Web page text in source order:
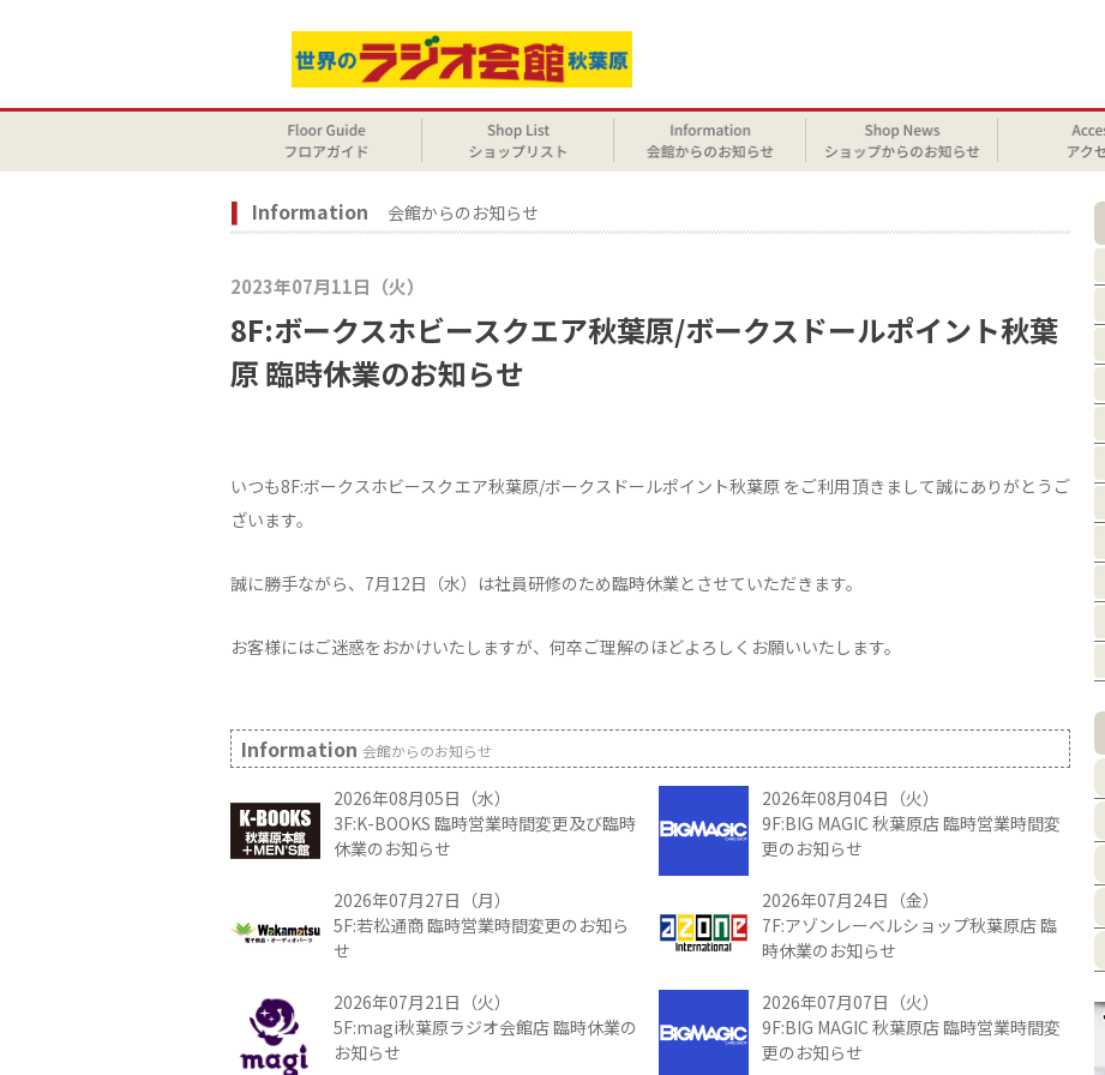
Information 会館からのお知らせ
2023年07月11日（火）
8F:ボークスホビースクエア秋葉原/ボークスドールポイント秋葉
原 臨時休業のお知らせ
いつも8F:ボークスホビースクエア秋葉原/ボークスドールポイント秋葉原 をご利用頂きまして誠にありがとうご
ざいます。
誠に勝手ながら、7月12日（水）は社員研修のため臨時休業とさせていただきます。
お客様にはご迷惑をおかけいたしますが、何卒ご理解のほどよろしくお願いいたします。
Information 会館からのお知らせ
2026年08月05日（水）
3F:K-BOOKS 臨時営業時間変更及び臨時
休業のお知らせ
2026年08月04日（火）
9F:BIG MAGIC 秋葉原店 臨時営業時間変
更のお知らせ
2026年07月27日（月）
5F:若松通商 臨時営業時間変更のお知ら
せ
2026年07月24日（金）
7F:アゾンレーベルショップ秋葉原店 臨
時休業のお知らせ
2026年07月21日（火）
5F:magi秋葉原ラジオ会館店 臨時休業の
お知らせ
2026年07月07日（火）
9F:BIG MAGIC 秋葉原店 臨時営業時間変
更のお知らせ